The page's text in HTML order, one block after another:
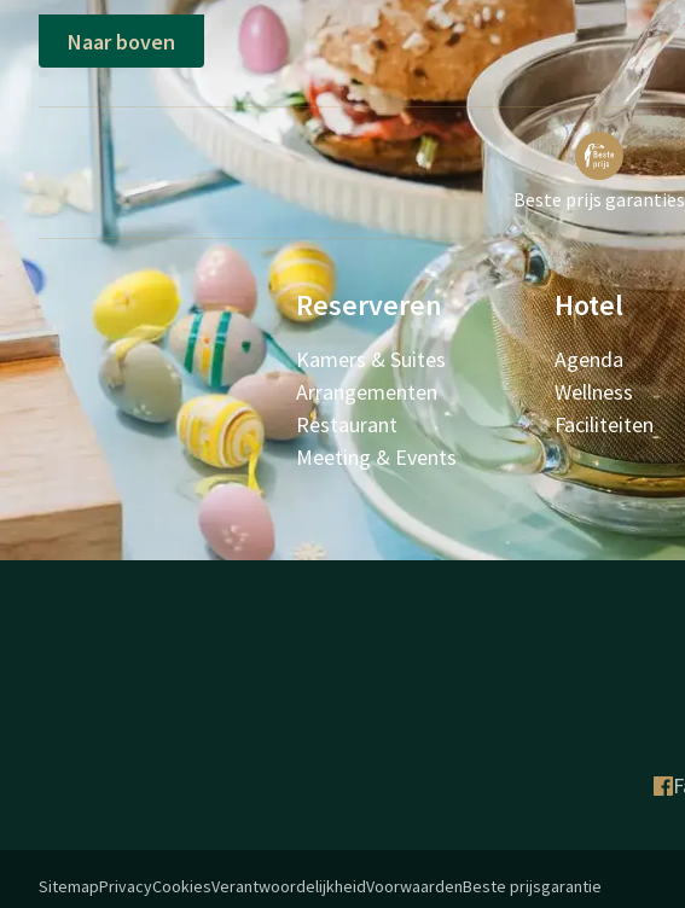
Naar boven
Beste prijs garanties
Reserveren
Kamers & Suites
Arrangementen
Restaurant
Meeting & Events
Hotel
Agenda
Wellness
Faciliteiten
SitemapPrivacyCookiesVerantwoordelijkheidVoorwaardenBeste prijsgarantie